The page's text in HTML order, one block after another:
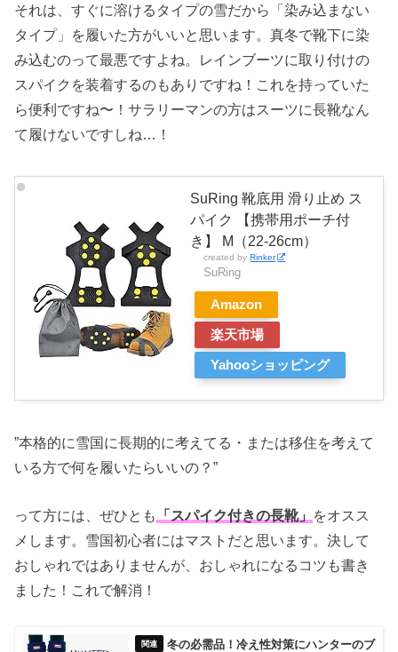
それは、すぐに溶けるタイプの雪だから「染み込まない
タイプ」を履いた方がいいと思います。真冬で靴下に染
み込むのって最悪ですよね。レインブーツに取り付けの
スパイクを装着するのもありですね！これを持っていた
ら便利ですね〜！サラリーマンの方はスーツに長靴なん
て履けないですしね…！
SuRing 靴底用 滑り止め ス
パイク 【携帯用ポーチ付
き】 M（22-26cm）
created byRinker
SuRing
Amazon
楽天市場
Yahooショッピング
”本格的に雪国に長期的に考えてる・または移住を考えて
いる方で何を履いたらいいの？”
って方には、ぜひとも 「スパイク付きの長靴」 をオスス
メします。雪国初心者にはマストだと思います。決して
おしゃれではありませんが、おしゃれになるコツも書き
ました！これで解消！
冬の必需品！冷え性対策にハンターのブ